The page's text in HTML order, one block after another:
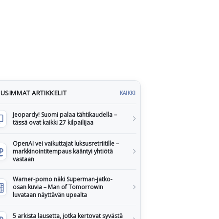
ARTIKKELIT KAIKKI
Jeopardy! Suomi palaa tähtikaudella –
tässä ovat kaikki 27 kilpailijaa
OpenAI vei vaikuttajat luksusretriitille –
markkinointitempaus kääntyi yhtiötä
vastaan
Warner-pomo näki Superman-jatko-
osan kuvia – Man of Tomorrowin
luvataan näyttävän upealta
5 arkista lausetta, jotka kertovat syvästä